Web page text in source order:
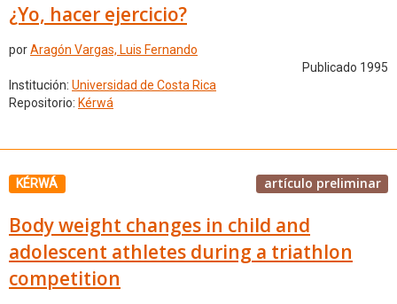
¿Yo, hacer ejercicio?
porAragón Vargas, Luis Fernando
Publicado 1995
Institución: Universidad de Costa Rica
Repositorio: Kérwá
KÉRWÁ artículo preliminar
Body weight changes in child and
adolescent athletes during a triathlon
competition